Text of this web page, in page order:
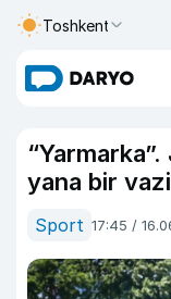
Toshkent
yana bir
Sport 17:45 /